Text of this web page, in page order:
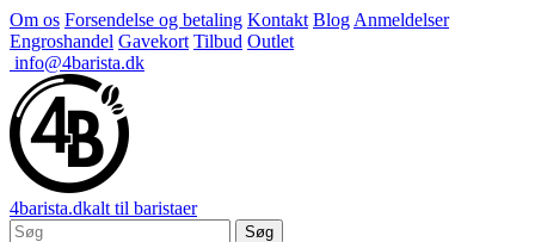
Om os Forsendelse og betaling Kontakt Blog Anmeldelser
Engroshandel Gavekort Tilbud Outlet
info@4barista.dk
4barista.dkalt til baristaer
Søg